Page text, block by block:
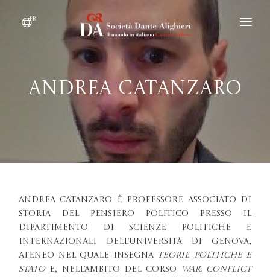
fr
DEVENIR MEMBRE
ÉVÉNEMENTS
CONVENTIONS
Andrea Catanzaro
Andrea Catanzaro è Professore Associato di
Storia del Pensiero Politico presso il
Dipartimento di Scienze Politiche e
Internazionali dell’Università di Genova,
ateneo nel quale insegna Teorie Politiche e
Statoe, nell’ambito del corso
War, Conflict